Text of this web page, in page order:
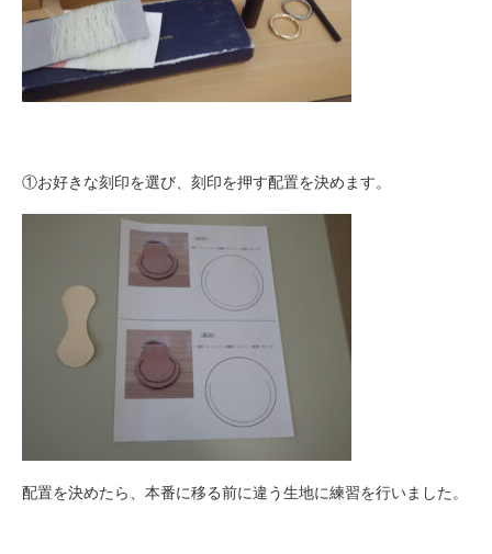
①お好きな刻印を選び、刻印を押す配置を決めます。
配置を決めたら、本番に移る前に違う生地に練習を行いました。